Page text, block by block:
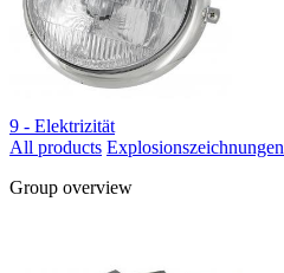
9 - Elektrizität
All products Explosionszeichnungen
Group overview